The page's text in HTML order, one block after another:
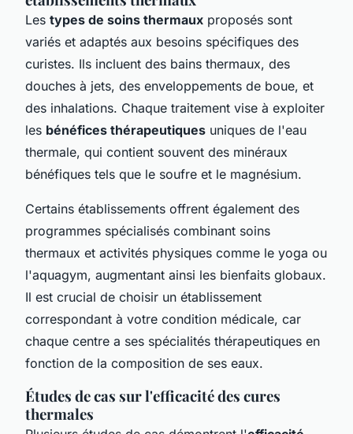
Les types de soins thermaux proposés sont
variés et adaptés aux besoins spécifiques des
curistes. Ils incluent des bains thermaux, des
douches à jets, des enveloppements de boue, et
des inhalations. Chaque traitement vise à exploiter
les bénéfices thérapeutiques uniques de l'eau
thermale, qui contient souvent des minéraux
bénéfiques tels que le soufre et le magnésium.
Certains établissements offrent également des
programmes spécialisés combinant soins
thermaux et activités physiques comme le yoga ou
l'aquagym, augmentant ainsi les bienfaits globaux.
Il est crucial de choisir un établissement
correspondant à votre condition médicale, car
chaque centre a ses spécialités thérapeutiques en
fonction de la composition de ses eaux.
Études de cas sur l'efficacité des cures
thermales